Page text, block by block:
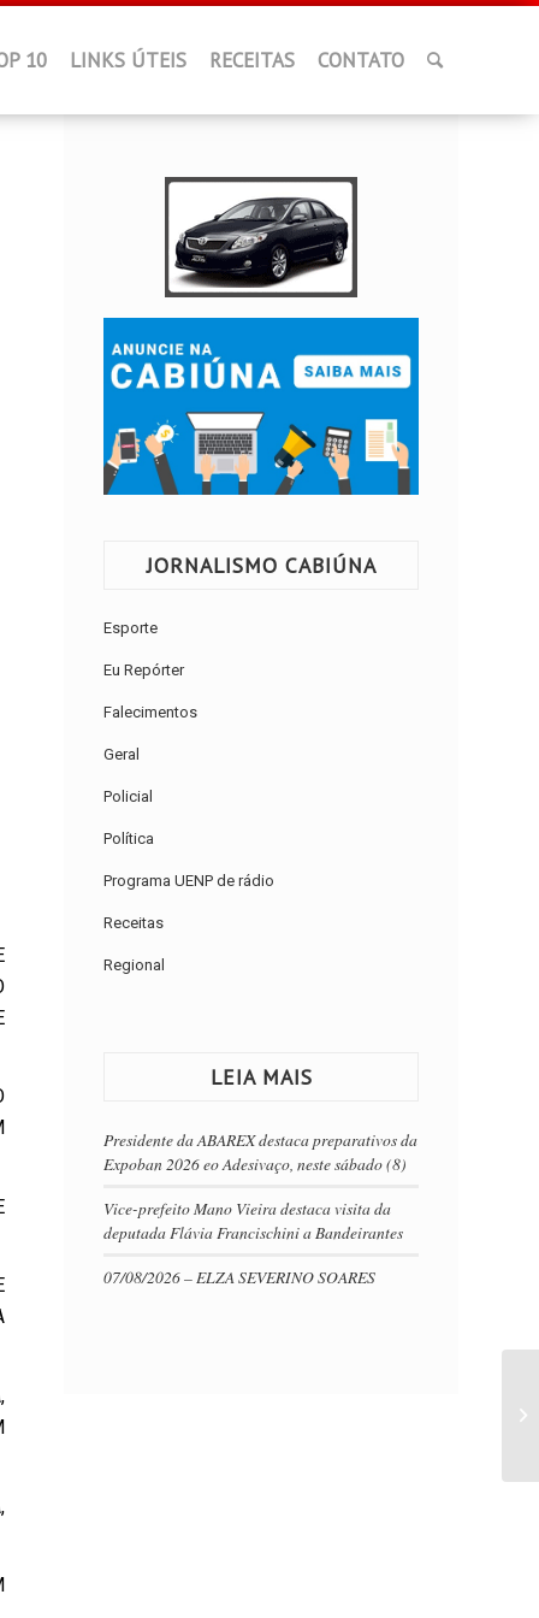
10 LINKS ÚTEIS RECEITAS CONTATO
JORNALISMO CABIÚNA
Esporte
Eu Repórter
Falecimentos
Geral
Policial
Política
Programa UENP de rádio
Receitas
Regional
LEIA MAIS
Presidente da ABAREX destaca preparativos da
Expoban 2026 eo Adesivaço, neste sábado (8)
Vice-prefeito Mano Vieira destaca visita da
deputada Flávia Francischini a Bandeirantes
07/08/2026 – ELZA SEVERINO SOARES